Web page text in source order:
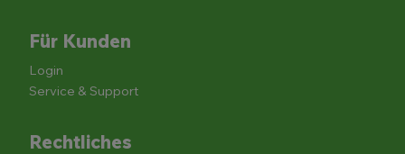
Für Kunden
Login
Service & Support
Rechtliches